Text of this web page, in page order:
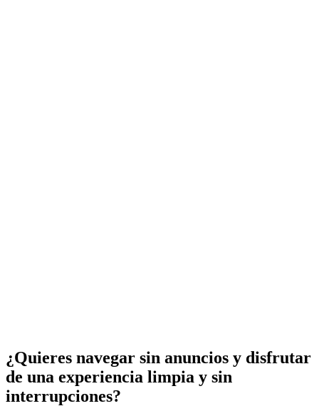
¿Quieres navegar sin anuncios y disfrutar
de una experiencia limpia y sin
interrupciones?